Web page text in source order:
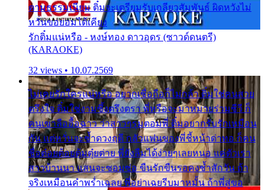
ตามธรรมเนียม ติ๋มจะเตรียมรับเกลียวสัมพันธ์ ผิดหวังไม่
หวั่นขอยอมได้เคียง
รักติ๋มแน่หรือ - หงษ์ทอง ดาวอุดร (ซาวด์ดนตรี)
(KARAOKE)
32 views • 10.07.2569
ไม่เคยรักใครแน่หรือ อยากเชื่อถือก็ไม่กล้า ติ๋มใช่คนสวย
ตรึงใจ ติ๋มใช่งามซึ้งตรึงตรา พี่หรือจะมาหมายร่วมชีวี ก็
คนเขาลืออื้อฉาว ว่าสาวๆรุมตอมพี่ ติ๋มอยากรับรักเหมือน
กัน แต่หวั่นจะช้ำดวงฤดี กลัวแฟนของพี่ชี้หน้าด่าทอ ก็คน
ชื่อต๋อยต้อยตุ้มตุ๋ยต่าย พี่ยังลืมได้ง่ายๆเลยหนอ แค่ตัวเรา
สาวบ้านนา แสนจะซอมซ่อ ขืนรักขืนรอคงช้ำสักวัน ถ้า
จริงเหมือนคำพร่ำเฉลย พี่อย่าเฉยรีบมาหมั้น ถ้าพี่สู่ขอ